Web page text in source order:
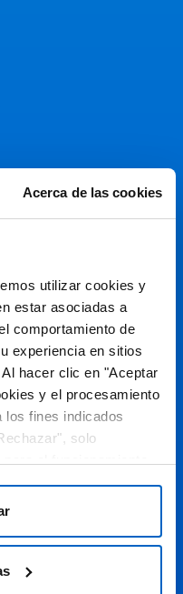
Acerca de las cookies
utilizar cookies y
estar asociadas a
comportamiento de
experiencia en sitios
hacer clic en "Aceptar
y el procesamiento
los fines indicados
solo
ni personalizarlo. En
o retirar su
página.
sanitarios de
ES-AMG145-00103, SC-
CP-00100, SC-ES-